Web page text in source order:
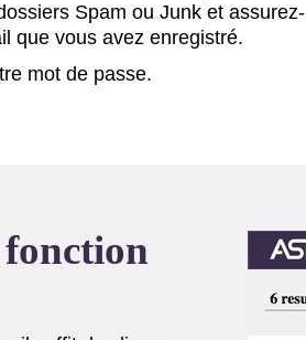
Spam ou Junk et assurez-
que vous avez enregistré.
mot de passe.